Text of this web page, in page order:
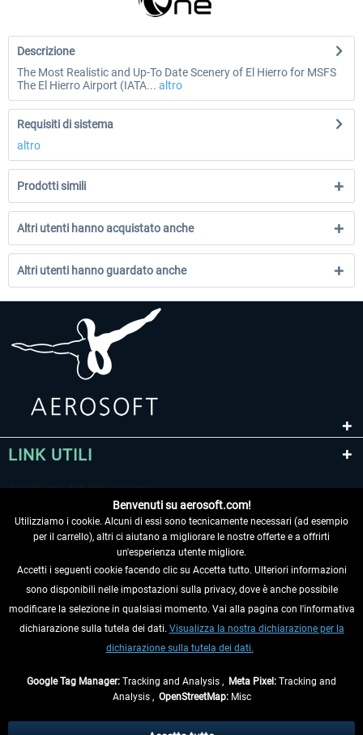
Descrizione
The Most Realistic and Up-To Date Scenery of El Hierro for MSFS
The El Hierro Airport (IATA... altro
Requisiti di sistema
altro
Prodotti simili
Altri utenti hanno acquistato anche
Altri utenti hanno guardato anche
LINK UTILI
RECEDERE DAL CONTRATTO
INFORMAZIONI
Benvenuti su aerosoft.com!
Utilizziamo i cookie. Alcuni di essi sono tecnicamente necessari (ad esempio
per il carrello), altri ci aiutano a migliorare le nostre offerte e a offrirti
un'esperienza utente migliore.
Accetti i seguenti cookie facendo clic su Accetta tutto. Ulteriori informazioni
sono disponibili nelle impostazioni sulla privacy, dove è anche possibile
modificare la selezione in qualsiasi momento. Vai alla pagina con l'informativa
dichiarazione sulla tutela dei dati. Visualizza la nostra dichiarazione per la
dichiarazione sulla tutela dei dati.
Google Tag Manager: Tracking and Analysis , Meta Pixel: Tracking and
Analysis , OpenStreetMap:Misc